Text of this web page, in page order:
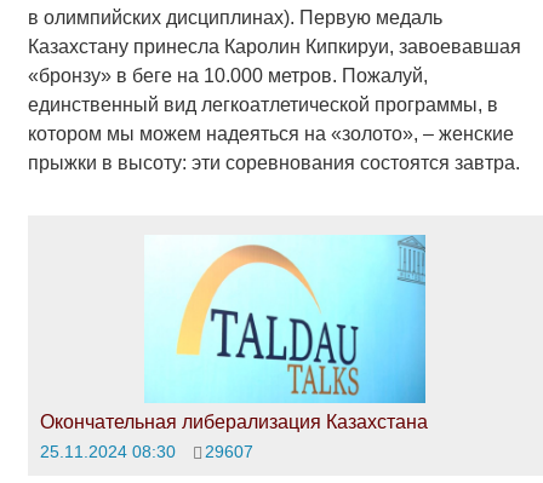
в олимпийских дисциплинах). Первую медаль
Казахстану принесла Каролин Кипкируи, завоевавшая
«бронзу» в беге на 10.000 метров. Пожалуй,
единственный вид легкоатлетической программы, в
котором мы можем надеяться на «золото», – женские
прыжки в высоту: эти соревнования состоятся завтра.
Окончательная либерализация Казахстана
25.11.2024 08:30 29607